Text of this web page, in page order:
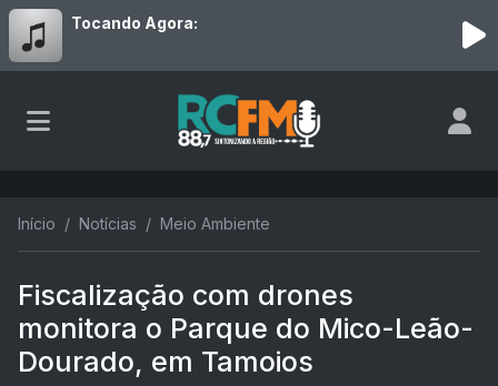
Tocando Agora:
Início Notícias Meio Ambiente
Fiscalização com drones
monitora o Parque do Mico-Leão-
Dourado, em Tamoios